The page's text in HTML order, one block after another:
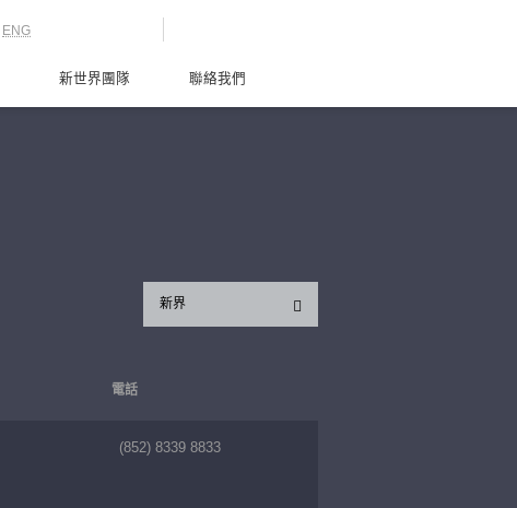
ENG
新世界團隊 聯絡我們
新界
電話
(852) 8339 8833